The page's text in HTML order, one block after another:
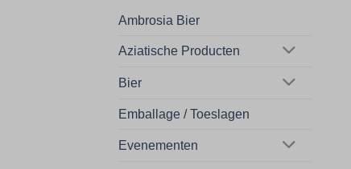
Ambrosia Bier
Aziatische Producten
Bier
Emballage / Toeslagen
Evenementen